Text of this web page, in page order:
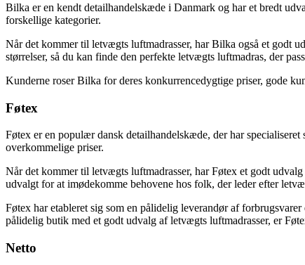
Bilka er en kendt detailhandelskæde i Danmark og har et bredt
forskellige kategorier.
Når det kommer til letvægts luftmadrasser, har Bilka også et godt
størrelser, så du kan finde den perfekte letvægts luftmadras, der
Kunderne roser Bilka for deres konkurrencedygtige priser, gode
Føtex
Føtex er en populær dansk detailhandelskæde, der har
overkommelige priser.
Når det kommer til letvægts luftmadrasser, har Føtex et godt
udvalgt for at imødekomme behovene hos folk, der leder efter
Føtex har etableret sig som en pålidelig leverandør af
pålidelig butik med et godt udvalg af letvægts luftmadrasser, er
Netto